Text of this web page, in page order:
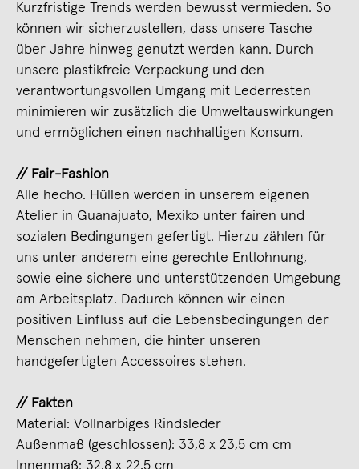
Kurzfristige Trends werden bewusst vermieden. So
können wir sicherzustellen, dass unsere Tasche
über Jahre hinweg genutzt werden kann. Durch
unsere plastikfreie Verpackung und den
verantwortungsvollen Umgang mit Lederresten
minimieren wir zusätzlich die Umweltauswirkungen
und ermöglichen einen nachhaltigen Konsum.
// Fair-Fashion
Alle hecho. Hüllen werden in unserem eigenen
Atelier in Guanajuato, Mexiko unter fairen und
sozialen Bedingungen gefertigt. Hierzu zählen für
uns unter anderem eine gerechte Entlohnung,
sowie eine sichere und unterstützenden Umgebung
am Arbeitsplatz. Dadurch können wir einen
positiven Einfluss auf die Lebensbedingungen der
Menschen nehmen, die hinter unseren
handgefertigten Accessoires stehen.
// Fakten
Material: Vollnarbiges Rindsleder
Außenmaß (geschlossen): 33,8 x 23,5 cm cm